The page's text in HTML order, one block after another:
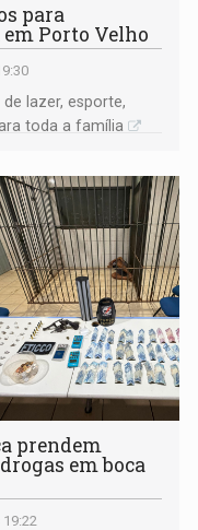
para
Porto Velho
lazer, esporte,
toda a família
prendem
em boca